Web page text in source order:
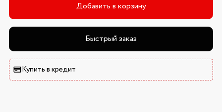
Добавить в корзину
Быстрый заказ
Купить в кредит